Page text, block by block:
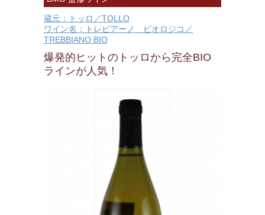
蔵元：トッロ／TOLLO
ワイン名：トレビアーノ ビオロジコ／
TREBBIANO BIO
爆発的ヒットのトッロから完全BIO
ラインが人気！